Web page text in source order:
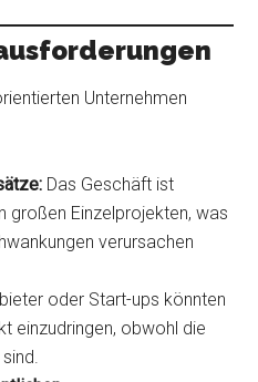
Unternehmen
Das Geschäft ist
großen Einzelprojekten, was
verursachen
oder Start-ups könnten
einzudringen, obwohl die